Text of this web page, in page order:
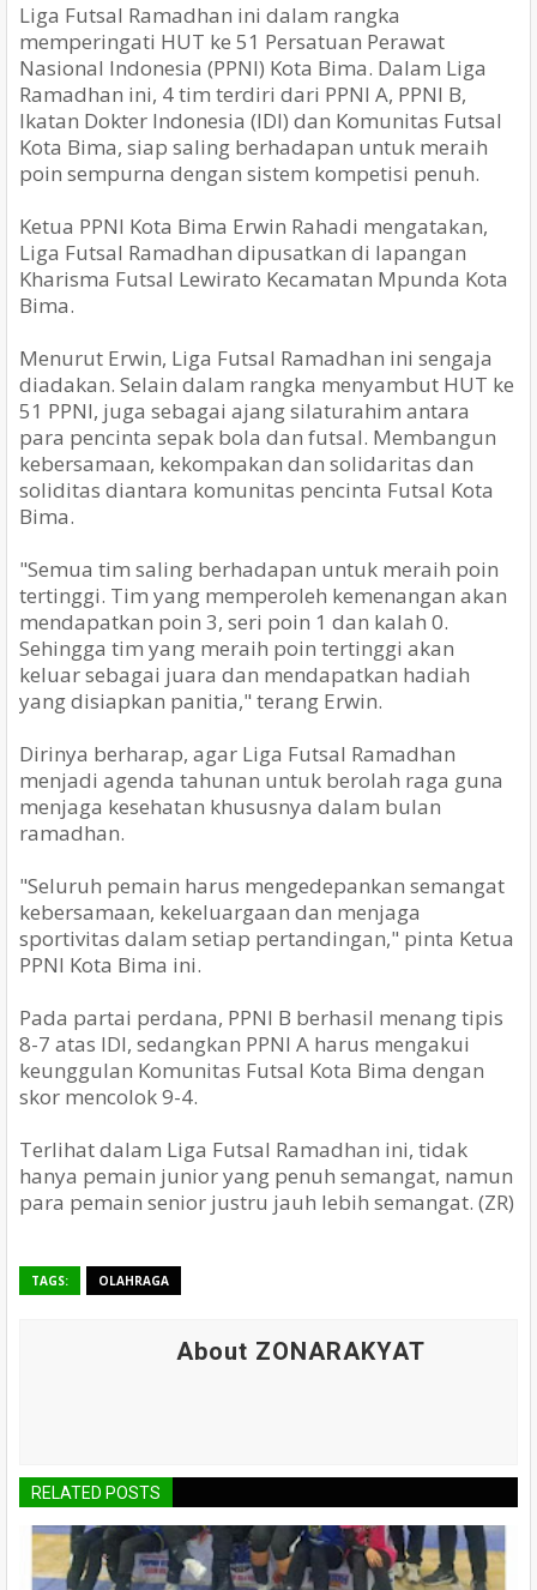
Liga Futsal Ramadhan ini dalam rangka
memperingati HUT ke 51 Persatuan Perawat
Nasional Indonesia (PPNI) Kota Bima. Dalam Liga
Ramadhan ini, 4 tim terdiri dari PPNI A, PPNI B,
Ikatan Dokter Indonesia (IDI) dan Komunitas Futsal
Kota Bima, siap saling berhadapan untuk meraih
poin sempurna dengan sistem kompetisi penuh.
Ketua PPNI Kota Bima Erwin Rahadi mengatakan,
Liga Futsal Ramadhan dipusatkan di lapangan
Kharisma Futsal Lewirato Kecamatan Mpunda Kota
Bima.
Menurut Erwin, Liga Futsal Ramadhan ini sengaja
diadakan. Selain dalam rangka menyambut HUT ke
51 PPNI, juga sebagai ajang silaturahim antara
para pencinta sepak bola dan futsal. Membangun
kebersamaan, kekompakan dan solidaritas dan
soliditas diantara komunitas pencinta Futsal Kota
Bima.
"Semua tim saling berhadapan untuk meraih poin
tertinggi. Tim yang memperoleh kemenangan akan
mendapatkan poin 3, seri poin 1 dan kalah 0.
Sehingga tim yang meraih poin tertinggi akan
keluar sebagai juara dan mendapatkan hadiah
yang disiapkan panitia," terang Erwin.
Dirinya berharap, agar Liga Futsal Ramadhan
menjadi agenda tahunan untuk berolah raga guna
menjaga kesehatan khususnya dalam bulan
ramadhan.
"Seluruh pemain harus mengedepankan semangat
kebersamaan, kekeluargaan dan menjaga
sportivitas dalam setiap pertandingan," pinta Ketua
PPNI Kota Bima ini.
Pada partai perdana, PPNI B berhasil menang tipis
8-7 atas IDI, sedangkan PPNI A harus mengakui
keunggulan Komunitas Futsal Kota Bima dengan
skor mencolok 9-4.
Terlihat dalam Liga Futsal Ramadhan ini, tidak
hanya pemain junior yang penuh semangat, namun
para pemain senior justru jauh lebih semangat. (ZR)
TAGS: OLAHRAGA
About ZONARAKYAT
RELATED POSTS